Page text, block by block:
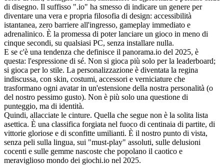
di disegno. Il suffisso ".io" ha smesso di indicare un genere per
diventare una vera e propria filosofia di design: accessibilità
istantanea, zero barriere all'ingresso, gameplay immediato e
adrenalinico. È la promessa di poter lanciare un gioco in meno di
cinque secondi, su qualsiasi PC, senza installare nulla.
E se c'è una tendenza che definisce il panorama.io del 2025, è
questa: l'espressione di sé. Non si gioca più solo per la leaderboard;
si gioca per lo stile. La personalizzazione è diventata la regina
indiscussa, con skin, costumi, accessori e verniciature che
trasformano ogni avatar in un'estensione della nostra personalità (o
del nostro pessimo gusto). Non è più solo una questione di
punteggio, ma di identità.
Quindi, allacciate le cinture. Quella che segue non è la solita lista
asettica. È una classifica forgiata nel fuoco di centinaia di partite, di
vittorie gloriose e di sconfitte umilianti. È il nostro punto di vista,
senza peli sulla lingua, sui "must-play" assoluti, sulle delusioni
cocenti e sulle gemme nascoste che popolano il caotico e
meraviglioso mondo dei giochi.io nel 2025.